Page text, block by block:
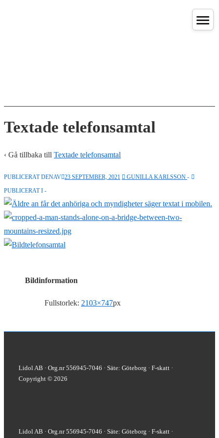
Textade telefonsamtal
‹ Gå tillbaka till Textade telefonsamtal
PUBLICERAT DENAV 23 SEPTEMBER, 2021
GUNILLA KARLSSON
PUBLICERAT I
Bildinformation
Fullstorlek: 2103×747px
Lidol AB · Org.nr 556945-7046 · Säte: Göteborg · F-skatt ·
Copyright © 2026
Lidol AB · Org.nr 556945-7046 · Säte: Göteborg · F-skatt ·